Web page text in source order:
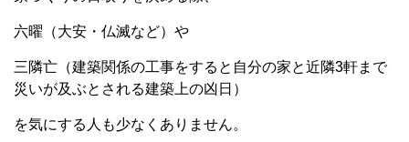
六曜（大安・仏滅など）や
三隣亡（建築関係の工事をすると自分の家と近隣3軒まで
災いが及ぶとされる建築上の凶日）
を気にする人も少なくありません。